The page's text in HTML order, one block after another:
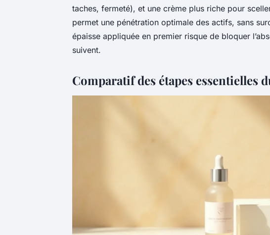
taches, fermeté), et une crème plus riche pour
permet une pénétration optimale des actifs, sans
épaisse appliquée en premier risque de bloquer
suivent.
Comparatif des étapes essentielles